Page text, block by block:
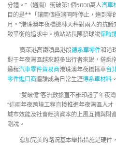
分鐘。“（通關）衝破第1個5000萬人汽車
目的是**「讓兩個極端同時停止，達到
月。”港珠澳年夜橋邊林天秤對兩人的抗
致平衡的追求中。檢站站長陳發球說保時
廣深港高鐵噴鼻港段德系車零件和港
對于年夜灣區越來越多出行者來說，搭乘
過程汽車零件貿易商港珠澳年夜橋搭車台
零件進口商體驗成為日常生涯德系車材料 。
“雙破億”客流數據直不雅印證了年夜
“這兩年夜跨境工程直接推進年夜灣區人
城市效能及社會經濟資本的上風互補與財
剛說。
愈加完美的路況基本舉措措施是硬件